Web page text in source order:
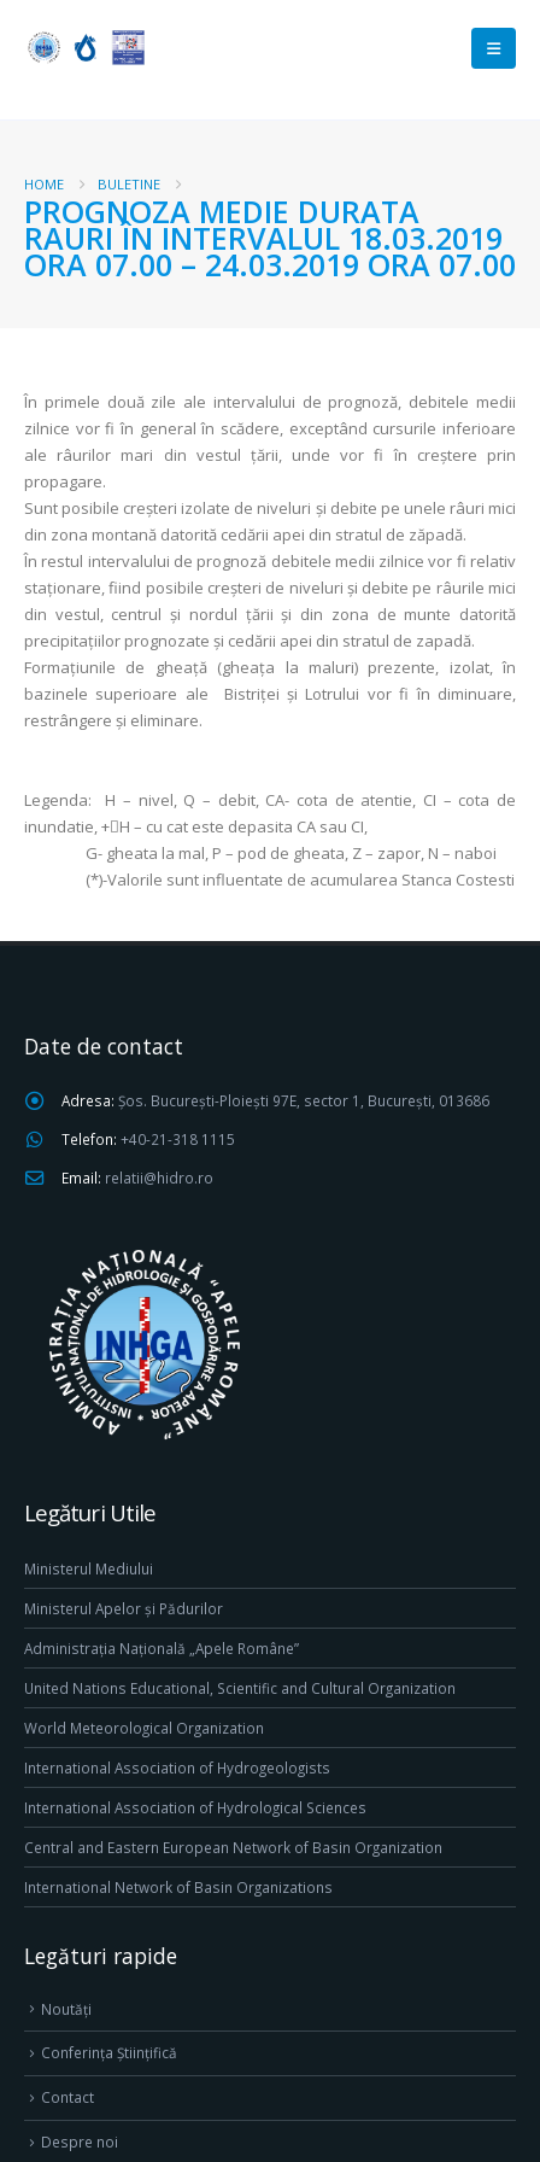
HOME BULETINE
PROGNOZA MEDIE DURATA
RAURI ÎN INTERVALUL 18.03.2019
ORA 07.00 – 24.03.2019 ORA 07.00
În primele două zile ale intervalului de prognoză, debitele medii
zilnice vor fi în general în scădere, exceptând cursurile inferioare
ale râurilor mari din vestul țării, unde vor fi în creștere prin
propagare.
Sunt posibile creșteri izolate de niveluri și debite pe unele râuri mici
din zona montană datorită cedării apei din stratul de zăpadă.
În restul intervalului de prognoză debitele medii zilnice vor fi relativ
staţionare, fiind posibile creșteri de niveluri și debite pe râurile mici
din vestul, centrul și nordul țării și din zona de munte datorită
precipitațiilor prognozate și cedării apei din stratul de zapadă.
Formaţiunile de gheaţă (gheaţa la maluri) prezente, izolat, în
bazinele superioare ale Bistriţei şi Lotrului vor fi în diminuare,
restrângere şi eliminare.
Legenda:
H – nivel, Q – debit, CA- cota de atentie, CI – cota de
inundatie, +H – cu cat este depasita CA sau CI,
G- gheata la mal, P – pod de gheata, Z – zapor, N – naboi
(*)-Valorile sunt influentate de acumularea Stanca Costesti
Date de contact
Adresa: Șos. București-Ploiești 97E, sector 1, București, 013686
Telefon: +40-21-318 1115
Email: relatii@hidro.ro
Legături Utile
Ministerul Mediului
Ministerul Apelor și Pădurilor
Administrația Națională „Apele Române”
United Nations Educational, Scientific and Cultural Organization
World Meteorological Organization
International Association of Hydrogeologists
International Association of Hydrological Sciences
Central and Eastern European Network of Basin Organization
International Network of Basin Organizations
Legături rapide
Noutăți
Conferința Științifică
Contact
Despre noi